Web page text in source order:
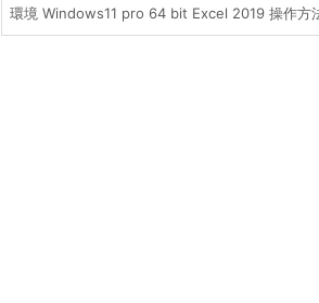
環境 Windows11 pro 64 bit Excel 2019 操作方